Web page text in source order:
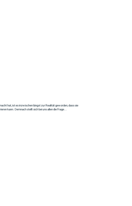
hat, ist es inzwischen längst zur Realität geworden, dass sie
kann. Demnach stellt sich bei uns allen die Frage...